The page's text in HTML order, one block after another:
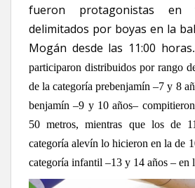
fueron protagonistas en
delimitados por boyas en la
Mogán desde las 11:00 horas
participaron distribuidos por rango
de la categoría prebenjamín –7 y 8
benjamín –9 y 10 años–
50 metros, mientras que los de
categoría alevín lo hicieron en la de
categoría infantil –13 y 14 años – en